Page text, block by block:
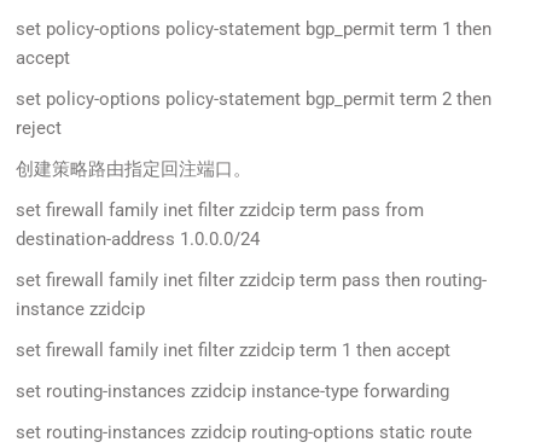
set policy-options policy-statement bgp_permit term 1 then
accept
set policy-options policy-statement bgp_permit term 2 then
reject
创建策略路由指定回注端口。
set firewall family inet filter zzidcip term pass from
destination-address 1.0.0.0/24
set firewall family inet filter zzidcip term pass then routing-
instance zzidcip
set firewall family inet filter zzidcip term 1 then accept
set routing-instances zzidcip instance-type forwarding
set routing-instances zzidcip routing-options static route